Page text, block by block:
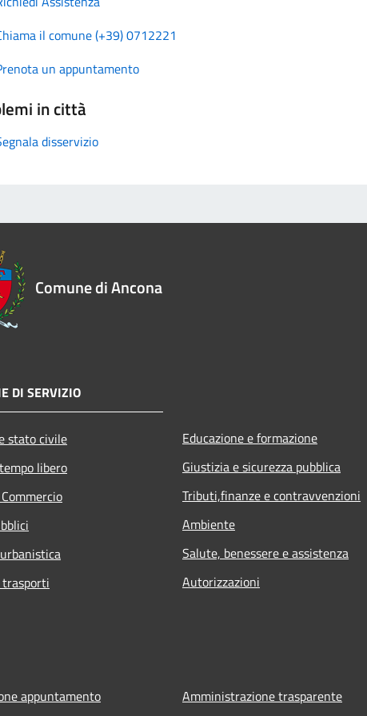
il comune (+39) 0712221
un appuntamento
in città
disservizio
Comune di Ancona
DI SERVIZIO
stato civile
libero
Educazione e formazione
Giustizia e sicurezza pubblica
Tributi,finanze e contravvenzioni
Ambiente
Salute, benessere e assistenza
Autorizzazioni
appuntamento
Amministrazione trasparente